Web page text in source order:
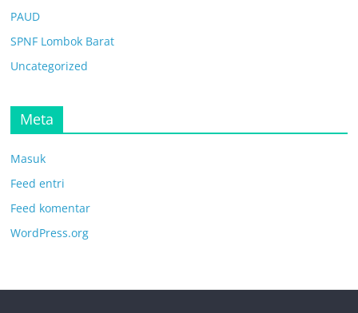
PAUD
SPNF Lombok Barat
Uncategorized
Meta
Masuk
Feed entri
Feed komentar
WordPress.org